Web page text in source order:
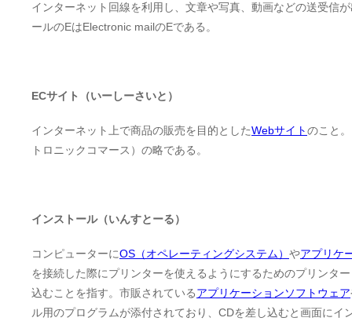
インターネット回線を利用し、文章や写真、動画などの送受信
ールのEはElectronic mailのEである。
ECサイト（いーしーさいと）
インターネット上で商品の販売を目的としたWebサイトのこと
トロニックコマース）の略である。
インストール（いんすとーる）
コンピューターにOS（オペレーティングシステム） やアプリケ
を接続した際にプリンターを使えるようにするためのプリンタ
込むことを指す。市販されているアプリケーションソフトウェア
ル用のプログラムが添付されており、CDを差し込むと画面にイ